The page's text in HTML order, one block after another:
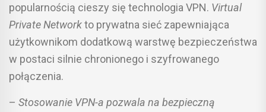
popularnością cieszy się technologia VPN. Virtual
Private Networkto prywatna sieć zapewniająca
użytkownikom dodatkową warstwę bezpieczeństwa
w postaci silnie chronionego i szyfrowanego
połączenia.
– Stosowanie VPN-a pozwala na bezpieczną